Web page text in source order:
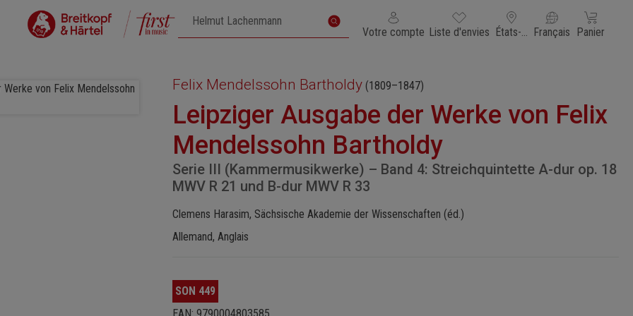
Votre compte Vous avez 0 articles dans votre liste de souhaits
Liste d'envies États-Unis d'Amérique
Français Le panier
Panier
Felix Mendelssohn Bartholdy (1809–1847)
Leipziger Ausgabe der Werke von Felix
Mendelssohn Bartholdy
Serie III (Kammermusikwerke) – Band 4: Streichquintette A-dur op. 18
MWV R 21 und B-dur MWV R 33
Clemens Harasim, Sächsische Akademie der Wissenschaften (éd.)
Allemand, Anglais
SON 449